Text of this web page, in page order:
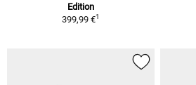
Edition
399,99 €1